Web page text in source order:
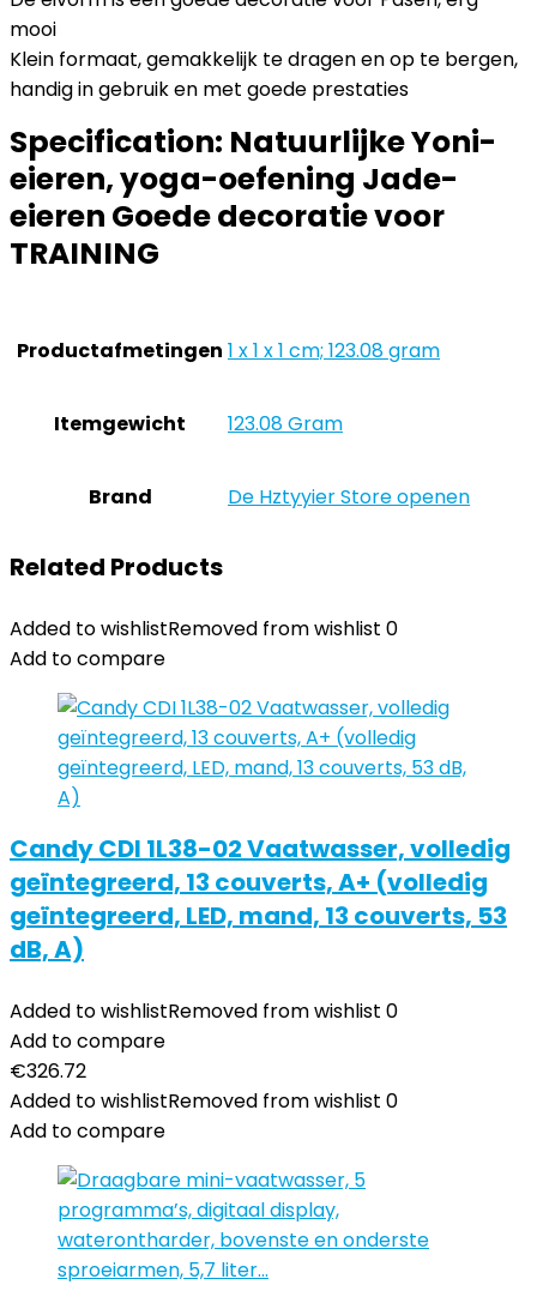
mooi
Klein formaat, gemakkelijk te dragen en op te bergen,
handig in gebruik en met goede prestaties
Specification: Natuurlijke Yoni-
eieren, yoga-oefening Jade-
eieren Goede decoratie voor
TRAINING
Productafmetingen ‎1 x 1 x 1 cm; 123.08 gram
Itemgewicht ‎123.08 Gram
Brand De Hztyyier Store openen
Related Products
Added to wishlistRemoved from wishlist 0
Add to compare
Candy CDI 1L38-02 Vaatwasser, volledig
geïntegreerd, 13 couverts, A+ (volledig
geïntegreerd, LED, mand, 13 couverts, 53
dB, A)
Added to wishlistRemoved from wishlist 0
Add to compare
€326.72
Added to wishlistRemoved from wishlist 0
Add to compare